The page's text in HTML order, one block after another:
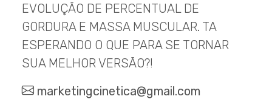
EVOLUÇÃO DE PERCENTUAL DE
GORDURA E MASSA MUSCULAR. TA
ESPERANDO O QUE PARA SE TORNAR
SUA MELHOR VERSÃO?!
marketingcinetica@gmail.com